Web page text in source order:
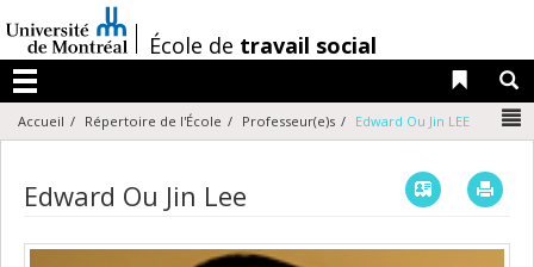
au
contenu
/École de travail social
Menu
Liens
Accueil Répertoire de l'École Professeur(e)s Edward Ou Jin LEE
Edward Ou Jin Lee Vcard